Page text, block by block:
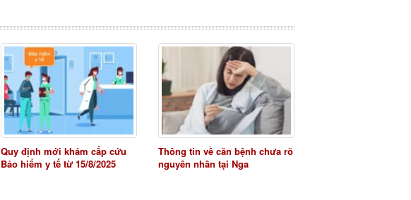
Quy định mới khám cấp cứu
Bảo hiểm y tế từ 15/8/2025
Thông tin về căn bệnh chưa rõ
nguyên nhân tại Nga